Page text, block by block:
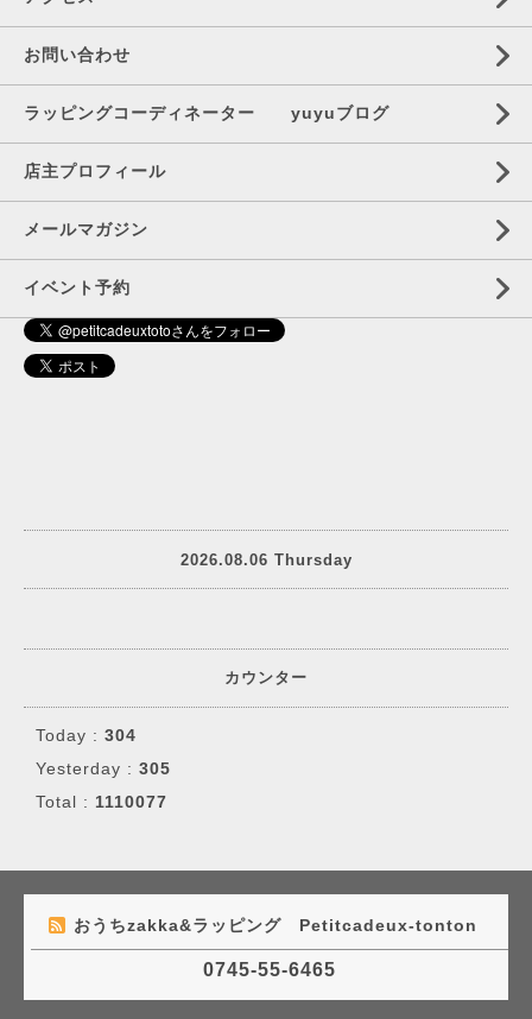
お問い合わせ
ラッピングコーディネーター yuyuブログ
店主プロフィール
メールマガジン
イベント予約
2026.08.06 Thursday
カウンター
Today : 304
Yesterday : 305
Total : 1110077
おうちzakka&ラッピング Petitcadeux-tonton
0745-55-6465